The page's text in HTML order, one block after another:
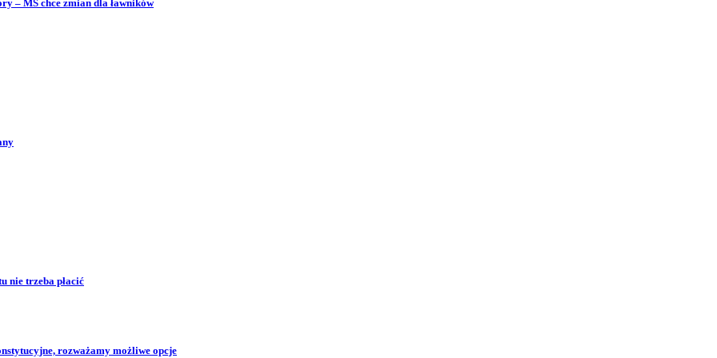
– MS chce zmian dla ławników
nie trzeba płacić
rozważamy możliwe opcje